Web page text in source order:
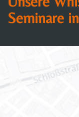
Seminare